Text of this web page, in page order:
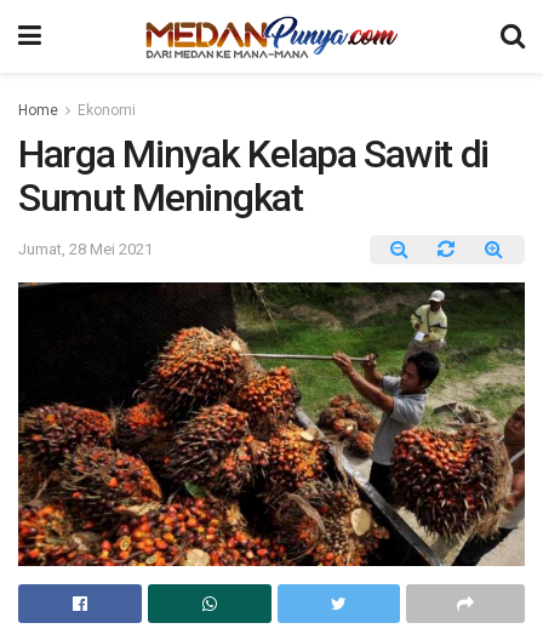
Home Ekonomi
Harga Minyak Kelapa Sawit di
Sumut Meningkat
Jumat, 28 Mei 2021